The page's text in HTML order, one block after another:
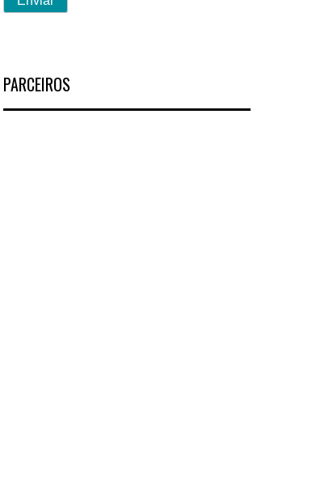
PARCEIROS